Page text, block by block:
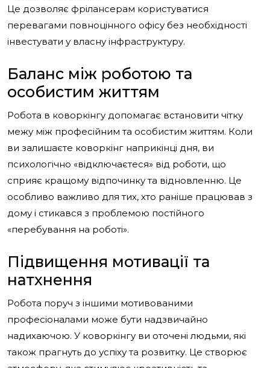
Це дозволяє фрілансерам користуватися
перевагами повноцінного офісу без необхідності
інвестувати у власну інфраструктуру.
Баланс між роботою та
особистим життям
Робота в коворкінгу допомагає встановити чітку
межу між професійним та особистим життям. Коли
ви залишаєте коворкінг наприкінці дня, ви
психологічно «відключаєтеся» від роботи, що
сприяє кращому відпочинку та відновленню. Це
особливо важливо для тих, хто раніше працював з
дому і стикався з проблемою постійного
«перебування на роботі».
Підвищення мотивації та
натхнення
Робота поруч з іншими мотивованими
професіоналами може бути надзвичайно
надихаючою. У коворкінгу ви оточені людьми, які
також прагнуть до успіху та розвитку. Це створює